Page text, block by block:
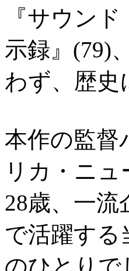
『サウン
示録』(79)
わず、歴史
本作の監督
リカ・ニ
28歳、一
で活躍する